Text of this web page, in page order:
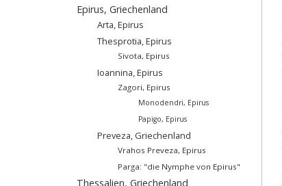
Epirus, Griechenland
Arta, Epirus
Thesprotia, Epirus
Sivota, Epirus
Ioannina, Epirus
Zagori, Epirus
Monodendri, Epirus
Papigo, Epirus
Preveza, Griechenland
Vrahos Preveza, Epirus
Parga: "die Nymphe von Epirus"
Thessalien, Griechenland